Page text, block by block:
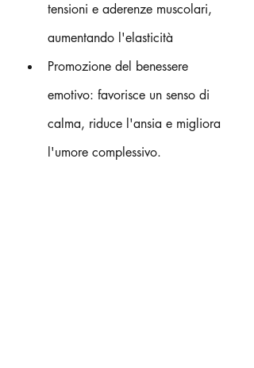
tensioni e aderenze muscolari,
aumentando l'elasticità
Promozione del benessere
emotivo: favorisce un senso di
calma, riduce l'ansia e migliora
l'umore complessivo.